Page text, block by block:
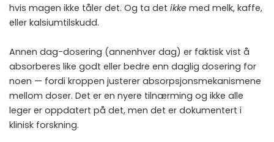
hvis magen ikke tåler det. Og ta det ikke med melk, kaffe,
eller kalsiumtilskudd.
Annen dag-dosering (annenhver dag) er faktisk vist å
absorberes like godt eller bedre enn daglig dosering for
noen — fordi kroppen justerer absorpsjonsmekanismene
mellom doser. Det er en nyere tilnærming og ikke alle
leger er oppdatert på det, men det er dokumentert i
klinisk forskning.